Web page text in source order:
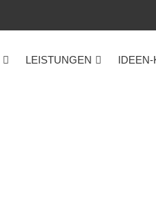
LEISTUNGEN IDEEN-